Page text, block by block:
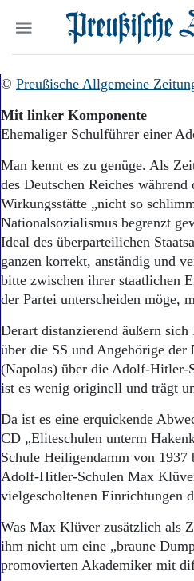
Start
Wer wir
Aktuelle
Abonnent
Abo
Archiv
Berlin-
Danzig und
Suchen und finden
© Preußische Allgemeine
Mit linker Komponente
Ehemaliger Schulführer einer
Man kennt es zu genüge. Als
des Deutschen Reiches
Wirkungsstätte „nicht so
Nationalsozialismus begrenzt
Ideal des überparteilichen
ganzen korrekt, anständig und
bitte zwischen ihrer staatlichen
der Partei unterscheiden möge,
Derart distanzierend äußern
über die SS und Angehörige
(Napolas) über die Adolf-Hitler-
ist es wenig originell und trägt
Da ist es eine erquickende
CD „Eliteschulen unterm
Schule Heiligendamm von 1937
Adolf-Hitler-Schulen Max
vielgescholtenen Einrichtungen
Was Max Klüver zusätzlich als
ihm nicht um eine „braune
promovierten Akademiker mit